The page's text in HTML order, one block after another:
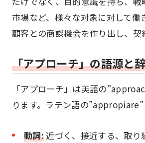
市場など、様々な対象に対して働
顧客との商談機会を作り出し、契
「アプローチ」の語源と
「アプローチ」は英語の
ります。ラテン語の
動詞:近づく、接近する、取り